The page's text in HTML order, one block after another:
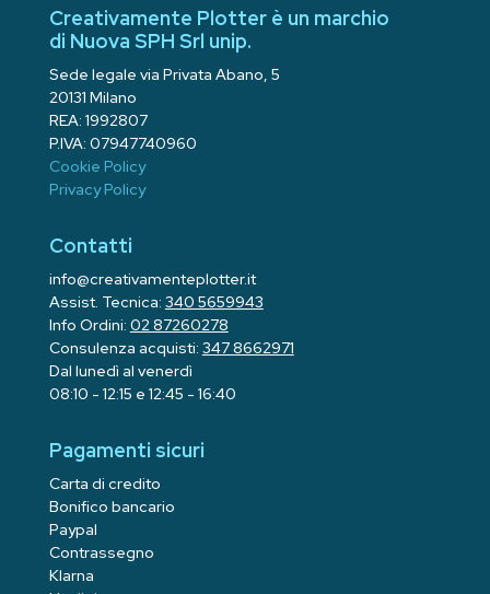
Creativamente Plotter è un marchio
di Nuova SPH Srl unip.
Sede legale via Privata Abano, 5
20131 Milano
REA: 1992807
P.IVA: 07947740960
Cookie Policy
Privacy Policy
Contatti
info@creativamenteplotter.it
Assist. Tecnica: 340 5659943
Info Ordini: 02 87260278
Consulenza acquisti: 347 8662971
Dal lunedì al venerdì
08:10 - 12:15 e 12:45 - 16:40
Pagamenti sicuri
Carta di credito
Bonifico bancario
Paypal
Contrassegno
Klarna